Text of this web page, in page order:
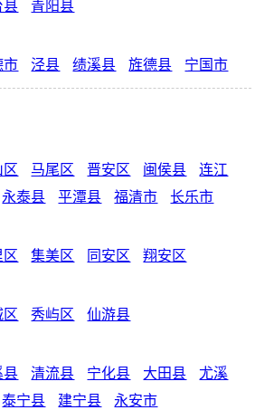
县 青阳县
市 泾县 绩溪县 旌德县 宁国市
区 马尾区 晋安区 闽侯县
连江
永泰县 平潭县 福清市 长乐市
区 集美区 同安区 翔安区
区 秀屿区 仙游县
县 清流县 宁化县 大田县
尤溪
泰宁县 建宁县 永安市